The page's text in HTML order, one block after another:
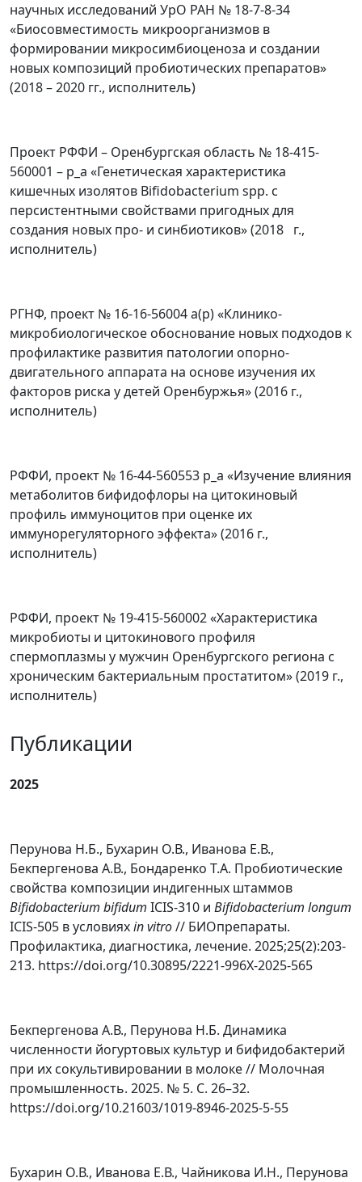
научных исследований УрО РАН № 18-7-8-34
«Биосовместимость микроорганизмов в
формировании микросимбиоценоза и создании
новых композиций пробиотических препаратов»
(2018 – 2020 гг., исполнитель)
Проект РФФИ – Оренбургская область № 18-415-
560001 – р_а «Генетическая характеристика
кишечных изолятов Bifidobacterium spp. с
персистентными свойствами пригодных для
создания новых про- и синбиотиков» (2018 г.,
исполнитель)
РГНФ, проект № 16-16-56004 а(р) «Клинико-
микробиологическое обоснование новых подходов к
профилактике развития патологии опорно-
двигательного аппарата на основе изучения их
факторов риска у детей Оренбуржья» (2016 г.,
исполнитель)
РФФИ, проект № 16-44-560553 р_а «Изучение влияния
метаболитов бифидофлоры на цитокиновый
профиль иммуноцитов при оценке их
иммунорегуляторного эффекта» (2016 г.,
исполнитель)
РФФИ, проект № 19-415-560002 «Характеристика
микробиоты и цитокинового профиля
спермоплазмы у мужчин Оренбургского региона с
хроническим бактериальным простатитом» (2019 г.,
исполнитель)
Публикации
2025
Перунова Н.Б., Бухарин О.В., Иванова Е.В.,
Бекпергенова А.В., Бондаренко Т.А. Пробиотические
свойства композиции индигенных штаммов
Bifidobacterium bifidum ICIS-310 и Bifidobacterium longum
ICIS-505 в условияхinvitro// БИОпрепараты.
Профилактика, диагностика, лечение. 2025;25(2):203-
213. https://doi.org/10.30895/2221-996X-2025-565
Бекпергенова А.В., Перунова Н.Б. Динамика
численности йогуртовых культур и бифидобактерий
при их сокультивировании в молоке // Молочная
промышленность. 2025. № 5. С. 26–32.
https://doi.org/10.21603/1019-8946-2025-5-55
Бухарин О.В., Иванова Е.В., Чайникова И.Н., Перунова